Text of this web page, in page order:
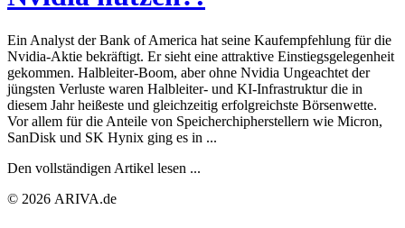
Ein Analyst der Bank of America hat seine Kaufempfehlung für die
Nvidia-Aktie bekräftigt. Er sieht eine attraktive Einstiegsgelegenheit
gekommen. Halbleiter-Boom, aber ohne Nvidia Ungeachtet der
jüngsten Verluste waren Halbleiter- und KI-Infrastruktur die in
diesem Jahr heißeste und gleichzeitig erfolgreichste Börsenwette.
Vor allem für die Anteile von Speicherchipherstellern wie Micron,
SanDisk und SK Hynix ging es in ...
Den vollständigen Artikel lesen ...
© 2026 ARIVA.de